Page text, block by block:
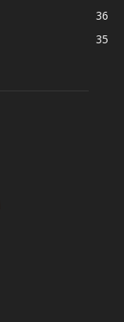
36
35